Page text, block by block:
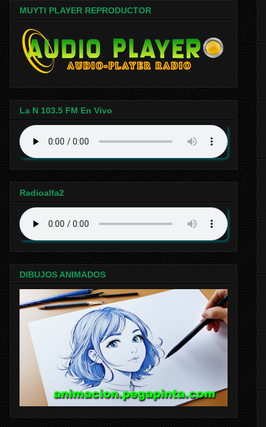
MUYTI PLAYER REPRODUCTOR
La N 103.5 FM En Vivo
Radioalfa2
DIBUJOS ANIMADOS